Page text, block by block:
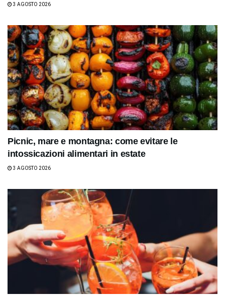
3 AGOSTO 2026
Picnic, mare e montagna: come evitare le
intossicazioni alimentari in estate
3 AGOSTO 2026